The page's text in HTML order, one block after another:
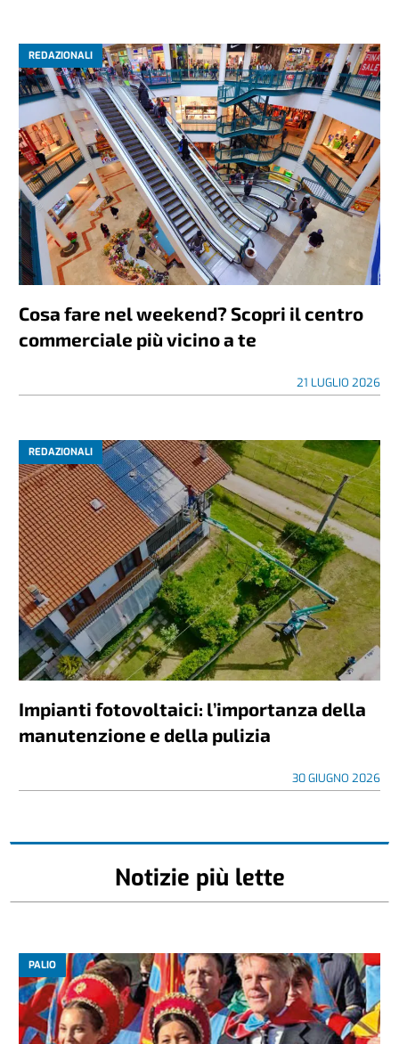
REDAZIONALI
Cosa fare nel weekend? Scopri il centro
commerciale più vicino a te
21 LUGLIO 2026
REDAZIONALI
Impianti fotovoltaici: l’importanza della
manutenzione e della pulizia
30 GIUGNO 2026
Notizie più lette
PALIO